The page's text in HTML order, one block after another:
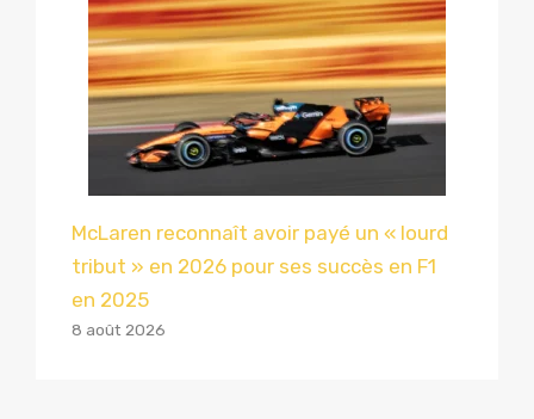
McLaren reconnaît avoir payé un « lourd
tribut » en 2026 pour ses succès en F1
en 2025
8 août 2026